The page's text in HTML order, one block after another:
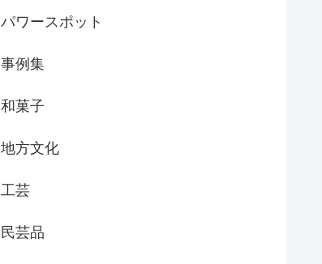
パワースポット
事例集
和菓子
地方文化
工芸
民芸品